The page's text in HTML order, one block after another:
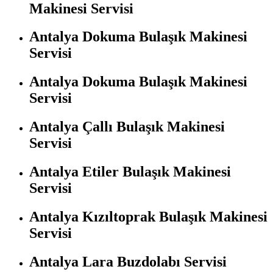
Makinesi Servisi
Antalya Dokuma Bulaşık Makinesi
Servisi
Antalya Dokuma Bulaşık Makinesi
Servisi
Antalya Çallı Bulaşık Makinesi
Servisi
Antalya Etiler Bulaşık Makinesi
Servisi
Antalya Kızıltoprak Bulaşık Makinesi
Servisi
Antalya Lara Buzdolabı Servisi